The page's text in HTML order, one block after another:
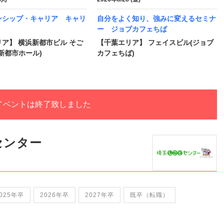
シップ・キャリア キャリ
ア】 横浜新都市ビル そご
都市ホール)
自分をよく知り、強みに変えるセミナ
ー ジョブカフェちば
【千葉エリア】 フェイスビル(ジョブ
カフェちば)
ベントは終了致しました
ター
年卒 2026年卒 2027年卒 既卒（転職）